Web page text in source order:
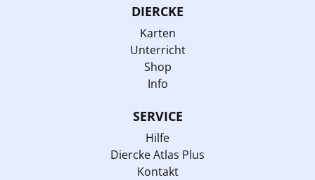
DIERCKE
Karten
Unterricht
Shop
Info
SERVICE
Hilfe
Diercke Atlas Plus
Kontakt